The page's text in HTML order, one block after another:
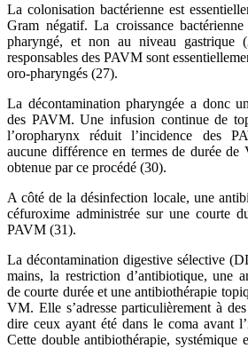
La colonisation bactérienne est
Gram négatif. La croissance
pharyngé, et non au niveau gastrique
responsables des PAVM sont
oro-pharyngés (27).
La décontamination pharyngée a donc
des PAVM. Une infusion continue de
l’oropharynx réduit l’incidence des
aucune différence en termes de durée
obtenue par ce procédé (30).
A côté de la désinfection locale, une
céfuroxime administrée sur une courte
PAVM (31).
La décontamination digestive sélective
mains, la restriction d’antibiotique, une
de courte durée et une antibiothérapie
VM. Elle s’adresse particulièrement à
dire ceux ayant été dans le coma avant
Cette double antibiothérapie, systémique